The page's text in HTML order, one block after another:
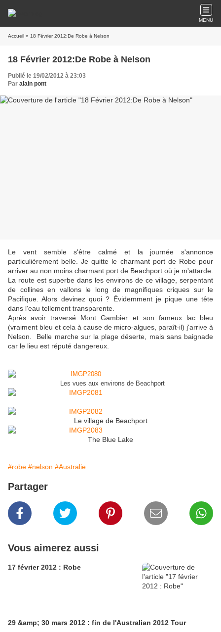
MENU
Accueil » 18 Février 2012:De Robe à Nelson
18 Février 2012:De Robe à Nelson
Publié le 19/02/2012 à 23:03
Par alain pont
Le vent semble s'être calmé et la journée s'annonce
particulièrement belle. Je quitte le charmant port de Robe pour
arriver au non moins charmant port de Beachport où je m'attarde.
La route est superbe dans les environs de ce village, serpentant
de collines en vallons le long de magnifiques criques sur le
Pacifique. Alors devinez quoi ? Évidemment je pique une tête
dans l'eau tellement transparente.
Après avoir traversé Mont Gambier et son fameux lac bleu
(vraiment bleu et cela à cause de micro-algues, paraît-il) j'arrive à
Nelson. Belle marche sur la plage déserte, mais sans baignade
car le lieu est réputé dangereux.
Les vues aux environs de Beachport
Le village de Beachport
The Blue Lake
#robe #nelson #Australie
Partager
Vous aimerez aussi
17 février 2012 : Robe
29 &amp; 30 mars 2012 : fin de l'Australian 2012 Tour